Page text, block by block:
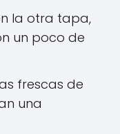
la otra tapa,
un poco de
frescas de
una